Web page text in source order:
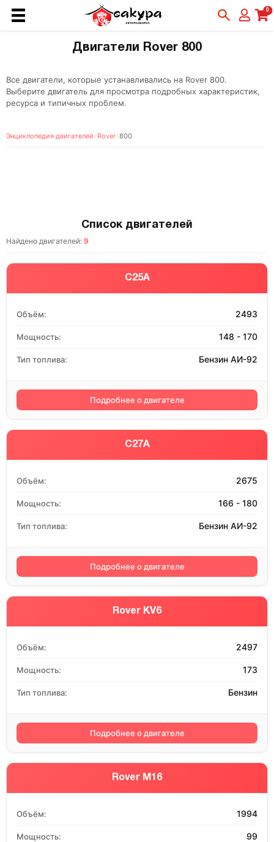
0
Двигатели Rover 800
Все двигатели, которые устанавливались на Rover 800.
Выберите двигатель для просмотра подробных характеристик,
ресурса и типичных проблем.
Энциклопедия двигателей / Rover/800
Список двигателей
Найдено двигателей: 9
C25A
Объём: 2493
Мощность: 148 - 170
Тип топлива: Бензин АИ-92
Подробнее о двигателе
C27A
Объём: 2675
Мощность: 166 - 180
Тип топлива: Бензин АИ-92
Подробнее о двигателе
Rover KV6
Объём: 2497
Мощность: 173
Тип топлива: Бензин
Подробнее о двигателе
Rover M16
Объём: 1994
Мощность: 99